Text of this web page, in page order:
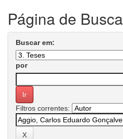
Página de Busca
Buscar em:
por
Filtros correntes: